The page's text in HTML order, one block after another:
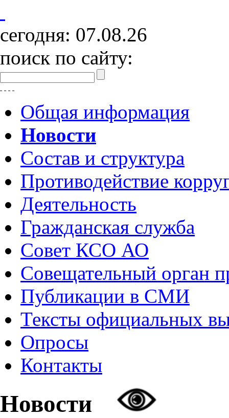
сегодня: 07.08.26
поиск по сайту:
Общая информация
Новости
Состав и структура
Противодействие
Деятельность
Гражданская служба
Совет КСО АО
Совещательный орган
Публикации в СМИ
Тексты официальных
Опросы
Контакты
Новости